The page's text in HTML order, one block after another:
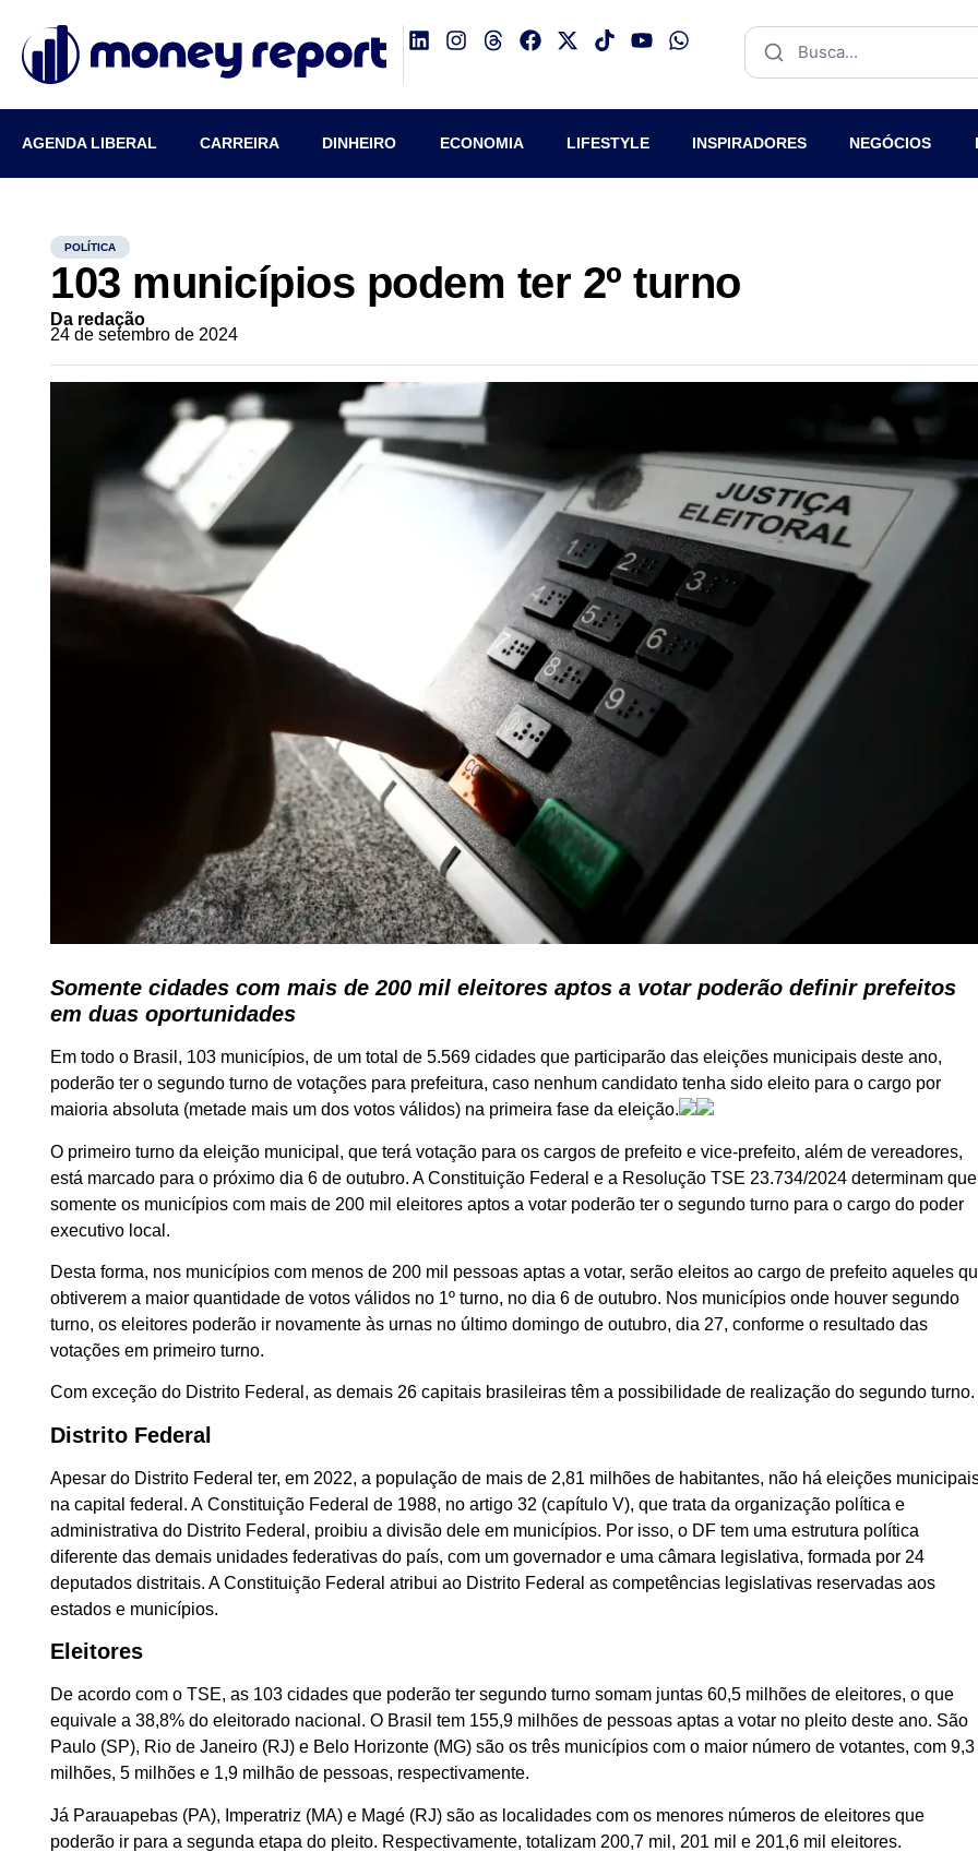
AGENDA LIBERAL CARREIRA DINHEIRO ECONOMIA LIFESTYLE INSPIRADORES NEGÓCIOS
POLÍTICA
103 municípios podem ter 2º turno
Da redação
24 de setembro de 2024
Somente cidades com mais de 200 mil eleitores aptos a votar poderão definir prefeitos
em duas oportunidades
Em todo o Brasil, 103 municípios, de um total de 5.569 cidades que participarão das eleições municipais deste ano,
poderão ter o segundo turno de votações para prefeitura, caso nenhum candidato tenha sido eleito para o cargo por
maioria absoluta (metade mais um dos votos válidos) na primeira fase da eleição.
O primeiro turno da eleição municipal, que terá votação para os cargos de prefeito e vice-prefeito, além de vereadores,
está marcado para o próximo dia 6 de outubro. A Constituição Federal e a Resolução TSE 23.734/2024 determinam que
somente os municípios com mais de 200 mil eleitores aptos a votar poderão ter o segundo turno para o cargo do poder
executivo local.
Desta forma, nos municípios com menos de 200 mil pessoas aptas a votar, serão eleitos ao cargo de prefeito aqueles
obtiverem a maior quantidade de votos válidos no 1º turno, no dia 6 de outubro. Nos municípios onde houver segundo
turno, os eleitores poderão ir novamente às urnas no último domingo de outubro, dia 27, conforme o resultado das
votações em primeiro turno.
Com exceção do Distrito Federal, as demais 26 capitais brasileiras têm a possibilidade de realização do segundo turno.
Distrito Federal
Apesar do Distrito Federal ter, em 2022, a população de mais de 2,81 milhões de habitantes, não há eleições
na capital federal. A Constituição Federal de 1988, no artigo 32 (capítulo V), que trata da organização política e
administrativa do Distrito Federal, proibiu a divisão dele em municípios. Por isso, o DF tem uma estrutura política
diferente das demais unidades federativas do país, com um governador e uma câmara legislativa, formada por 24
deputados distritais. A Constituição Federal atribui ao Distrito Federal as competências legislativas reservadas aos
estados e municípios.
Eleitores
De acordo com o TSE, as 103 cidades que poderão ter segundo turno somam juntas 60,5 milhões de eleitores, o que
equivale a 38,8% do eleitorado nacional. O Brasil tem 155,9 milhões de pessoas aptas a votar no pleito deste ano. São
Paulo (SP), Rio de Janeiro (RJ) e Belo Horizonte (MG) são os três municípios com o maior número de votantes, com 9,3
milhões, 5 milhões e 1,9 milhão de pessoas, respectivamente.
Já Parauapebas (PA), Imperatriz (MA) e Magé (RJ) são as localidades com os menores números de eleitores que
poderão ir para a segunda etapa do pleito. Respectivamente, totalizam 200,7 mil, 201 mil e 201,6 mil eleitores.